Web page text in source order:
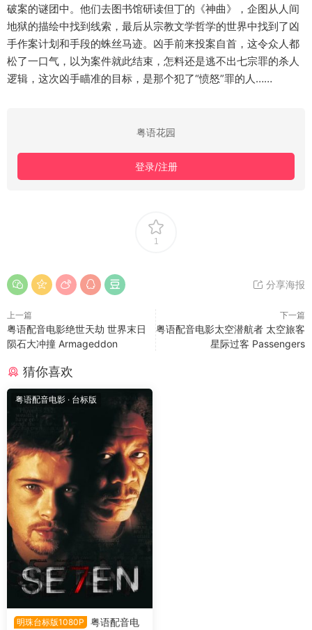
破案的谜团中。他们去图书馆研读但丁的《神曲》，企图从人间
地狱的描绘中找到线索，最后从宗教文学哲学的世界中找到了凶
手作案计划和手段的蛛丝马迹。凶手前来投案自首，这令众人都
松了一口气，以为案件就此结束，怎料还是逃不出七宗罪的杀人
逻辑，这次凶手瞄准的目标，是那个犯了“愤怒”罪的人……
粤语花园
登录/注册
1
分享海报
上一篇
粤语配音电影绝世天劫 世界末日
陨石大冲撞 Armageddon
下一篇
粤语配音电影太空潜航者 太空旅客
星际过客 Passengers
猜你喜欢
粤语配音电影 · 台标版
明珠台标版1080P 粤语配音电